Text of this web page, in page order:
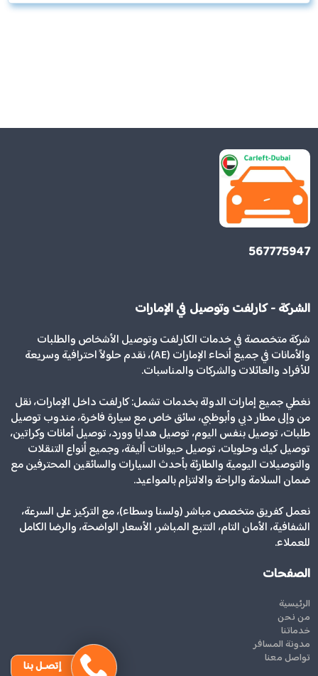
567775947
الشركة - كارلفت وتوصيل في الإمارات
شركة متخصصة في خدمات الكارلفت وتوصيل الأشخاص والطلبات
والأمانات في جميع أنحاء الإمارات (AE)، نقدم حلولاً احترافية وسريعة
للأفراد والعائلات والشركات والمناسبات.
نغطي جميع إمارات الدولة بخدمات تشمل: كارلفت داخل الإمارات، نقل
من وإلى مطار دبي وأبوظبي، سائق خاص مع سيارة فاخرة، مندوب توصيل
طلبات، توصيل بنفس اليوم، توصيل هدايا وورد، توصيل أمانات وكراتين،
توصيل كيك وحلويات، توصيل حيوانات أليفة، وجميع أنواع التنقلات
والتوصيلات اليومية والطارئة بأحدث السيارات والسائقين المحترفين مع
ضمان السلامة والراحة والالتزام بالمواعيد.
نعمل كفريق متخصص مباشر (ولسنا وسطاء)، مع التركيز على السرعة،
الشفافية، الأمان التام، التتبع المباشر، الأسعار الواضحة، والرضا الكامل
للعملاء.
الصفحات
الرئيسية
من نحن
خدماتنا
مدونة المسافر
تواصل معنا إتصـل بنا